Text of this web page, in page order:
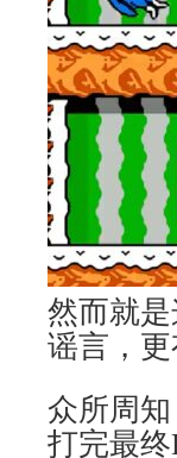
然而就
谣言，
众所周
打完最